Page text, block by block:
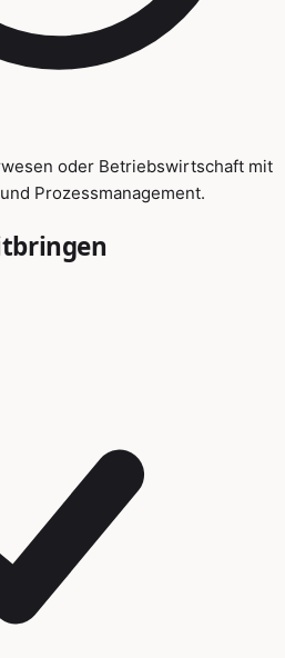
oder Betriebswirtschaft mit
Prozessmanagement.